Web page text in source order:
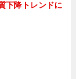
下降トレンドに